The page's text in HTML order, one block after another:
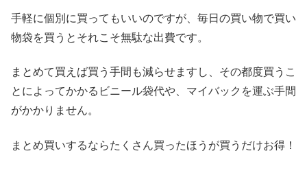
手軽に個別に買ってもいいのですが、毎日の買い物で買い
物袋を買うとそれこそ無駄な出費です。
まとめて買えば買う手間も減らせますし、その都度買うこ
とによってかかるビニール袋代や、マイバックを運ぶ手間
がかかりません。
まとめ買いするならたくさん買ったほうが買うだけお得！